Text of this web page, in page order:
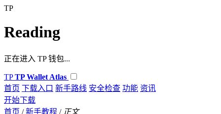
TP
Reading
正在进入 TP 钱包...
TP TP Wallet Atlas
首页 下载入口 新手路线 安全检查 功能 资讯
开始下载
首页 / 新手教程 / 正文